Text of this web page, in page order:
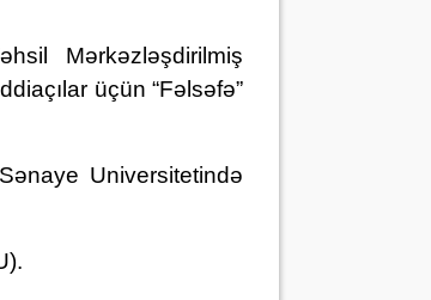
Mərkəzləşdirilmiş
üçün “Fəlsəfə”
Universitetində